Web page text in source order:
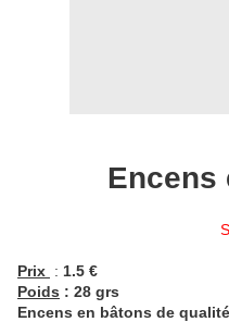
Encens
Prix : 1.5 €
Poids : 28 grs
Encens en bâtons de